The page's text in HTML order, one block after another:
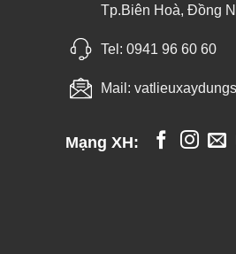
Tp.Biên Hoà, Đồng
Tel: 0941 96 60 60
Mail:
Mạng XH: